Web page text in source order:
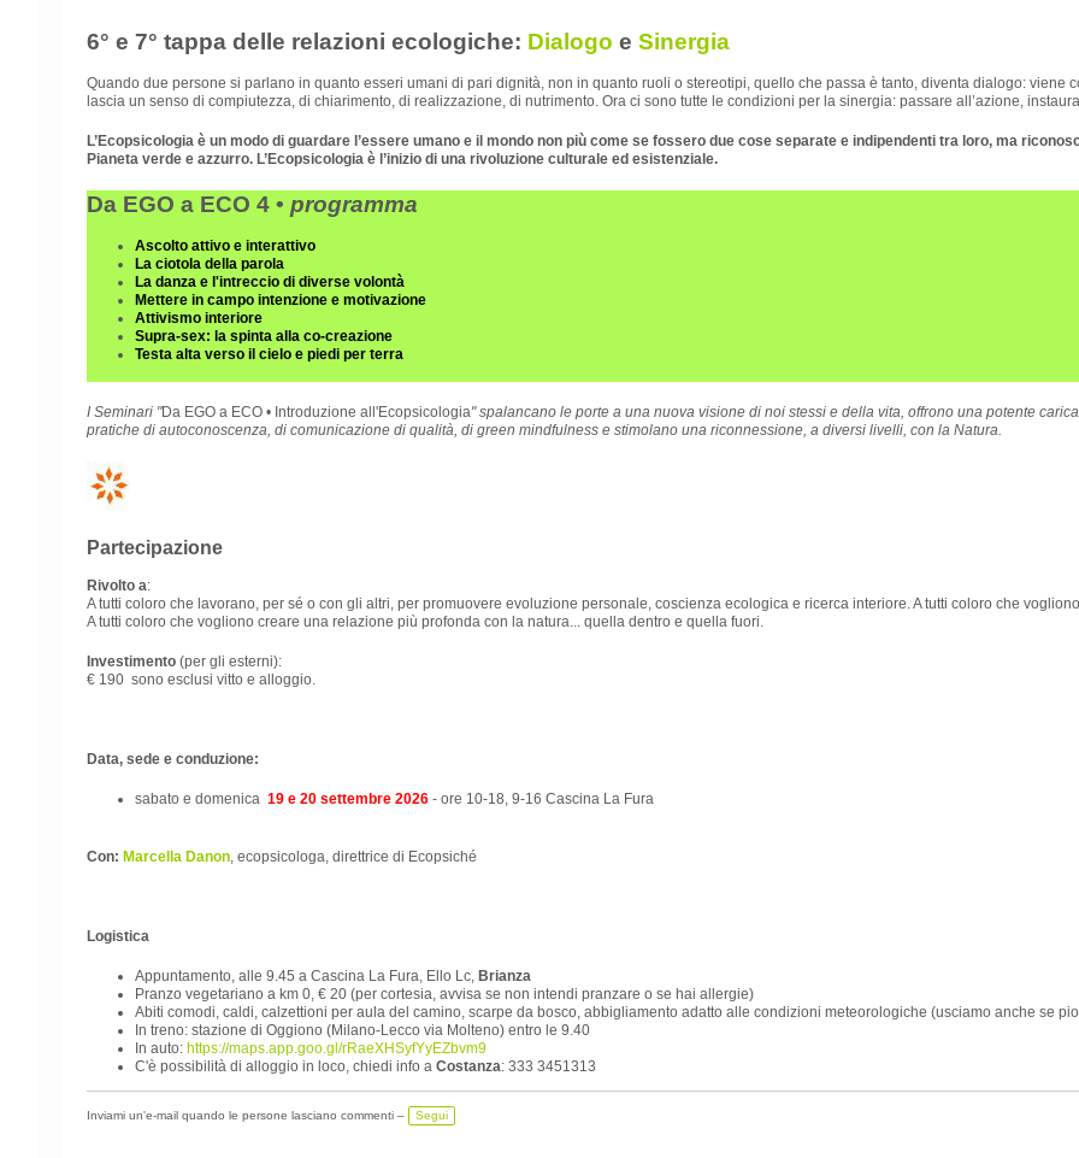
6° e 7° tappa delle relazioni ecologiche: Dialogo e Sinergia
Quando due persone si parlano in quanto esseri umani di pari dignità, non in quanto ruoli o stereotipi, quello che passa è tanto, diventa dialogo: viene
lascia un senso di compiutezza, di chiarimento, di realizzazione, di nutrimento. Ora ci sono tutte le condizioni per la sinergia: passare all’azione,
L’Ecopsicologia è un modo di guardare l’essere umano e il mondo non più come se fossero due cose separate e indipendenti tra loro, ma
Pianeta verde e azzurro. L’Ecopsicologia è l’inizio di una rivoluzione culturale ed esistenziale.
Da EGO a ECO 4 • programma
Ascolto attivo e interattivo
La ciotola della parola
La danza e l'intreccio di diverse volontà
Mettere in campo intenzione e motivazione
Attivismo interiore
Supra-sex: la spinta alla co-creazione
Testa alta verso il cielo e piedi per terra
I Seminari "Da EGO a ECO • Introduzione all'Ecopsicologia" spalancano le porte a una nuova visione di noi stessi e della vita, offrono una potente
pratiche di autoconoscenza, di comunicazione di qualità, di green mindfulness e stimolano una riconnessione, a diversi livelli, con la Natura.
Partecipazione
Rivolto a:
A tutti coloro che lavorano, per sé o con gli altri, per promuovere evoluzione personale, coscienza ecologica e ricerca interiore. A tutti coloro che
A tutti coloro che vogliono creare una relazione più profonda con la natura... quella dentro e quella fuori.
Investimento (per gli esterni):
€ 190 sono esclusi vitto e alloggio.
Data, sede e conduzione:
sabato e domenica 19 e 20 settembre 2026 - ore 10-18, 9-16 Cascina La Fura
Con: Marcella Danon, ecopsicologa, direttrice di Ecopsiché
Logistica
Appuntamento, alle 9.45 a Cascina La Fura, Ello Lc, Brianza
Pranzo vegetariano a km 0, € 20 (per cortesia, avvisa se non intendi pranzare o se hai allergie)
Abiti comodi, caldi, calzettioni per aula del camino, scarpe da bosco, abbigliamento adatto alle condizioni meteorologiche (usciamo anche se
In treno: stazione di Oggiono (Milano-Lecco via Molteno) entro le 9.40
In auto: https://maps.app.goo.gl/rRaeXHSyfYyEZbvm9
C'è possibilità di alloggio in loco, chiedi info a Costanza: 333 3451313
Inviami un'e-mail quando le persone lasciano commenti – Segui